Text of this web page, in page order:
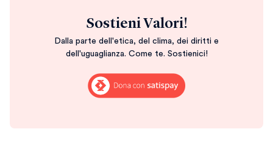
Sostieni Valori!
Dalla parte dell'etica, del clima, dei diritti e
dell'uguaglianza. Come te. Sostienici!